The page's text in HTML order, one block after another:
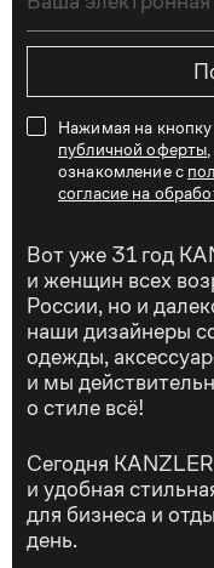
Нажимая на
публичной оферты
ознакомление с
согласие на
Вот уже 31 год
и женщин всех
России, но и
наши дизайнеры
одежды,
и мы
о стиле всё!
Сегодня
и удобная
для бизнеса и
день.